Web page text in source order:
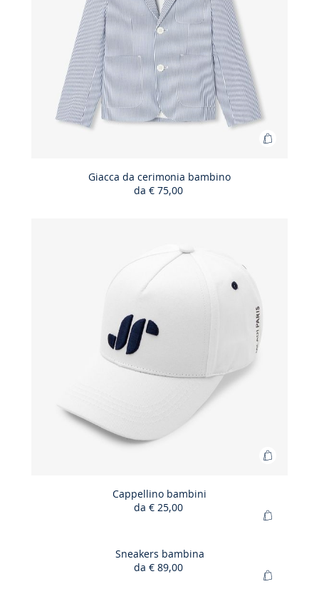
Aggiungi
Giacca da cerimonia bambino
da € 75,00
Aggiungi
bambini
Cappellino bambini
da € 25,00
Aggiungi
Sneakers
bambina
Sneakers bambina
da € 89,00
Aggiungi